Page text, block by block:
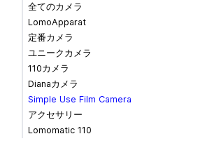
全てのカメラ
LomoApparat
定番カメラ
ユニークカメラ
110カメラ
Dianaカメラ
Simple Use Film Camera
アクセサリー
Lomomatic 110